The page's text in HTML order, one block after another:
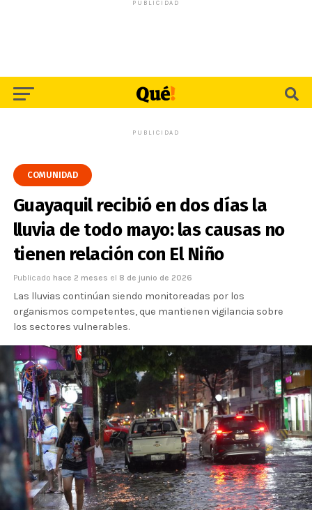
PUBLICIDAD
PUBLICIDAD
COMUNIDAD
Guayaquil recibió en dos días la
lluvia de todo mayo: las causas no
tienen relación con El Niño
Publicado hace 2 meses el 8 de junio de 2026
Las lluvias continúan siendo monitoreadas por los
organismos competentes, que mantienen vigilancia sobre
los sectores vulnerables.